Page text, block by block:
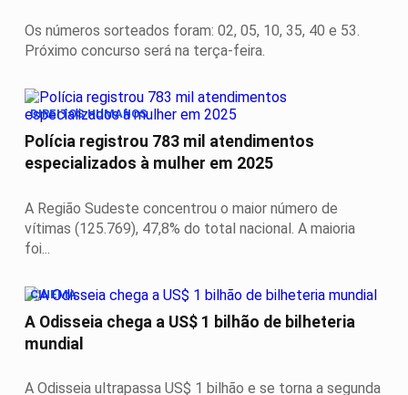
Os números sorteados foram: 02, 05, 10, 35, 40 e 53.
Próximo concurso será na terça-feira.
DIREITOS HUMANOS
Polícia registrou 783 mil atendimentos
especializados à mulher em 2025
A Região Sudeste concentrou o maior número de
vítimas (125.769), 47,8% do total nacional. A maioria
foi...
CINEMA
A Odisseia chega a US$ 1 bilhão de bilheteria
mundial
A Odisseia ultrapassa US$ 1 bilhão e se torna a segunda